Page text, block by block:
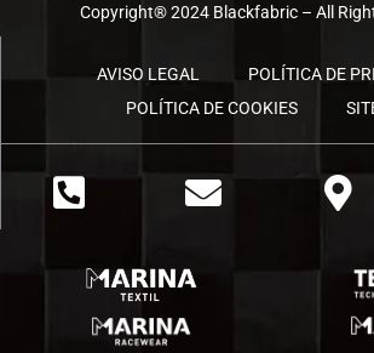
Copyright® 2024 Blackfabric – All
AVISO LEGAL
POLÍTICA DE
POLÍTICA DE COOKIES